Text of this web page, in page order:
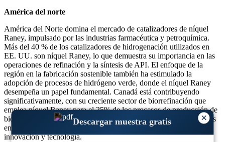
×
Descargar muestra gratis
América del norte
América del Norte domina el mercado de catalizadores de níquel
Raney, impulsado por las industrias farmacéutica y petroquímica.
Más del 40 % de los catalizadores de hidrogenación utilizados en
EE. UU. son níquel Raney, lo que demuestra su importancia en las
operaciones de refinación y la síntesis de API. El enfoque de la
región en la fabricación sostenible también ha estimulado la
adopción de procesos de hidrógeno verde, donde el níquel Raney
desempeña un papel fundamental. Canadá está contribuyendo
significativamente, con su creciente sector de biorrefinación que
emplea níquel Raney para el 25% de los procesos de producción de
biocombustibles. La creciente demanda de catalizadores avanzados
en América del Norte pone de relieve su posición de liderazgo en
innovación y tecnología.